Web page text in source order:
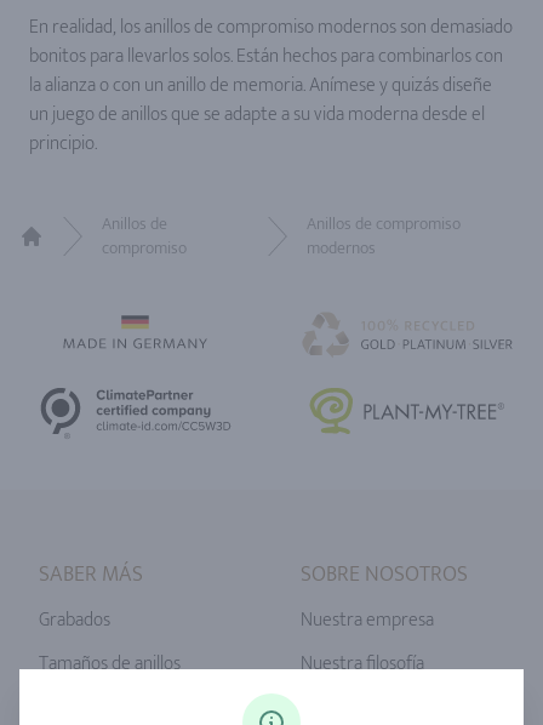
En realidad, los anillos de compromiso modernos son demasiado
bonitos para llevarlos solos. Están hechos para combinarlos con
la alianza o con un anillo de memoria. Anímese y quizás diseñe
un juego de anillos que se adapte a su vida moderna desde el
principio.
Anillos de
compromiso
Anillos de compromiso
modernos
SABER MÁS
Grabados
Tamaños de anillos
SOBRE NOSOTROS
Nuestra empresa
Nuestra filosofía